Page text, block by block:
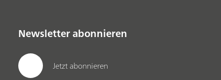
Newsletter abonnieren
Jetzt abonnieren